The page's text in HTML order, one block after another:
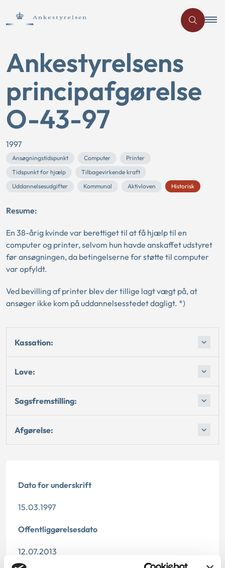
Ankestyrelsens
principafgørelse
O-43-97
1997
Ansøgningstidspunkt Computer
Printer
Tidspunkt for hjælp
Tilbagevirkende kraft
Uddannelsesudgifter
Kommunal Aktivloven Historisk
Resume:
En 38-årig kvinde var berettiget til at få hjælp til en
computer og printer, selvom hun havde anskaffet udstyret
før ansøgningen, da betingelserne for støtte til computer
var opfyldt.
Ved bevilling af printer blev der tillige lagt vægt på, at
ansøger ikke kom på uddannelsesstedet dagligt. *)
Kassation:
Love:
Sagsfremstilling:
Afgørelse:
Dato for underskrift
15.03.1997
Offentliggørelsesdato
12.07.2013